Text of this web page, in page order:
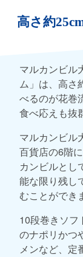
高さ約
マルカンビル
ム」は、高さ
べるのが花巻
食べ応えも抜
マルカンビル
百貨店の6階
カンビルとし
能な限り残し
むことができ
10段巻きソフ
のナポリかつ
メンなど、定